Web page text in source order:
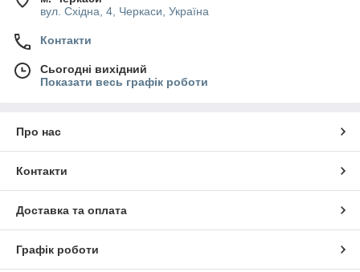
вул. Східна, 4, Черкаси, Україна
Контакти
Сьогодні вихідний
Показати весь графік роботи
Про нас
Контакти
Доставка та оплата
Графік роботи